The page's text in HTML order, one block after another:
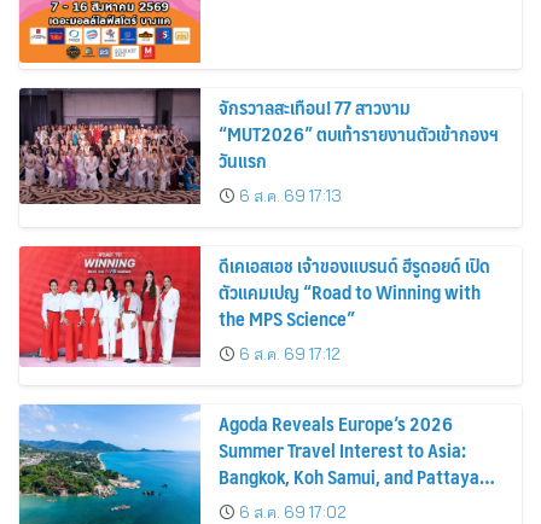
จักรวาลสะเทือน! 77 สาวงาม
“MUT2026” ตบเท้ารายงานตัวเข้ากองฯ
วันแรก
6 ส.ค. 69 17:13
ดีเคเอสเอช เจ้าของแบรนด์ ฮีรูดอยด์ เปิด
ตัวแคมเปญ “Road to Winning with
the MPS Science”
6 ส.ค. 69 17:12
Agoda Reveals Europe’s 2026
Summer Travel Interest to Asia:
Bangkok, Koh Samui, and Pattaya
Among the Top Cities
6 ส.ค. 69 17:02